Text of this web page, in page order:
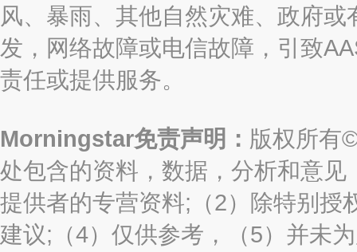
风、暴雨、其他自然灾难、政府
发，网络故障或电信故障，引致
责任或提供服务。
Morningstar免责声明： 版权所有
处包含的资料，数据，分析和意见
提供者的专营资料;（2）除特别授
建议;（4）仅供参考，（5）并未